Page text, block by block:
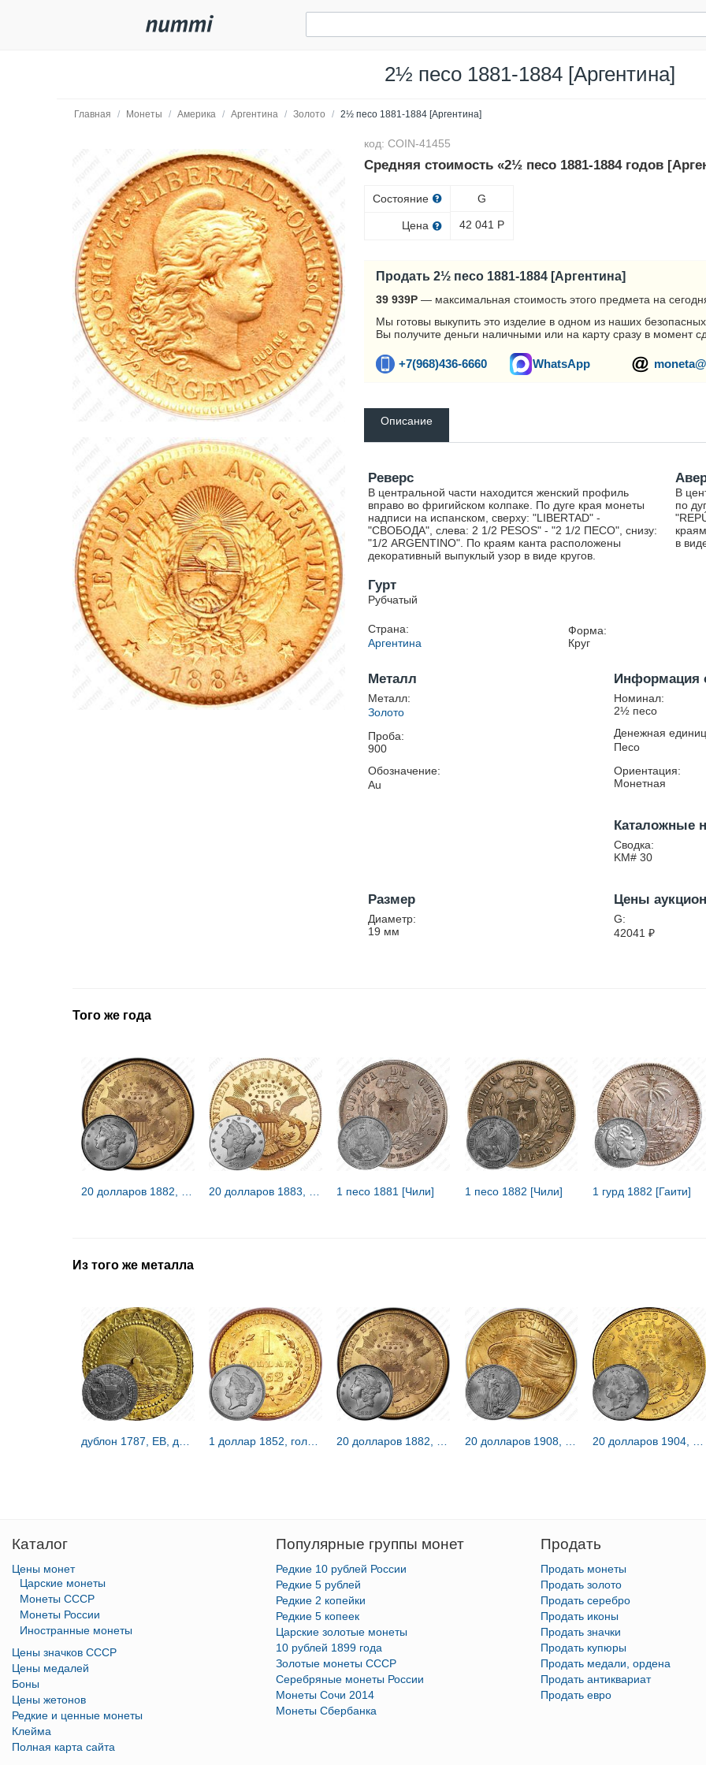
2½ песо 1881-1884 [Аргентина]
Главная / Монеты / Америка / Аргентина / Золото / 2½ песо 1881-1884 [Аргентина]
код: COIN-41455
Средняя стоимость «2½ песо 1881-1884 годов
Состояние
Цена
G
42 041 Р
Продать 2½ песо 1881-1884 [Аргентина]
39 939Р — максимальная стоимость этого предмета на
Мы готовы выкупить это изделие в одном из наших
Вы получите деньги наличными или на карту сразу в момент
+7(968)436-6660 WhatsApp
Описание
Реверс
В центральной части находится женский профиль
вправо во фригийском колпаке. По дуге края монеты
надписи на испанском, сверху: "LIBERTAD" -
"СВОБОДА", слева: 2 1/2 PESOS" - "2 1/2 ПЕСО", снизу:
"1/2 ARGENTINO". По краям канта расположены
декоративный выпуклый узор в виде кругов.
В
по
в
Гурт
Рубчатый
Страна:
Аргентина
Форма:
Круг
Металл
Металл:
Золото
Проба:
900
Обозначение:
Au
Информация
Номинал:
2½ песо
Денежная
Песо
Ориентация:
Монетная
Каталожные
Сводка:
KM# 30
Размер
Диаметр:
19 мм
Цены
G:
42041 ₽
Того же года
1 песо 1881 [Чили] 1 песо 1882 [Чили] 1 гурд 1882 [Гаити]
Из того же металла
Каталог
Цены монет
Царские монеты
Монеты СССР
Монеты России
Иностранные монеты
Цены значков СССР
Цены медалей
Боны
Цены жетонов
Редкие и ценные монеты
Клейма
Полная карта сайта
Популярные группы монет
Редкие 10 рублей России
Редкие 5 рублей
Редкие 2 копейки
Редкие 5 копеек
Царские золотые монеты
10 рублей 1899 года
Золотые монеты СССР
Серебряные монеты России
Монеты Сочи 2014
Монеты Сбербанка
Продать
Продать монеты
Продать золото
Продать серебро
Продать иконы
Продать значки
Продать купюры
Продать медали, ордена
Продать антиквариат
Продать евро